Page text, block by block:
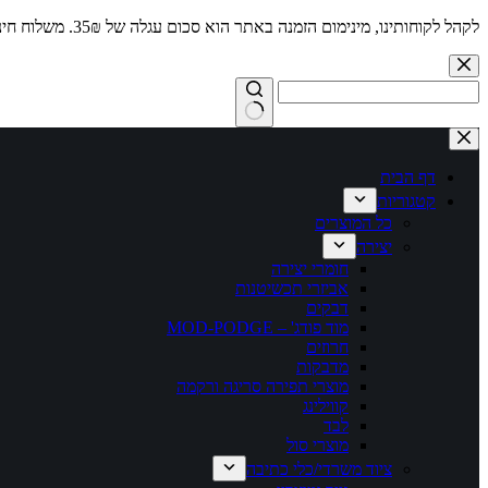
לקהל לקוחותינו, מינימום הזמנה באתר הוא סכום עגלה של 35₪. משלוח חינם מעל 250₪
Skip
to
content
No
results
דף הבית
קטגוריות
כל המוצרים
יצירה
חומרי יצירה
אביזרי תכשיטנות
דבקים
מוד פודג' – MOD-PODGE
חרוזים
מדבקות
מוצרי תפירה סריגה ורקמה
קווילינג
לבד
מוצרי סול
ציוד משרדי/כלי כתיבה